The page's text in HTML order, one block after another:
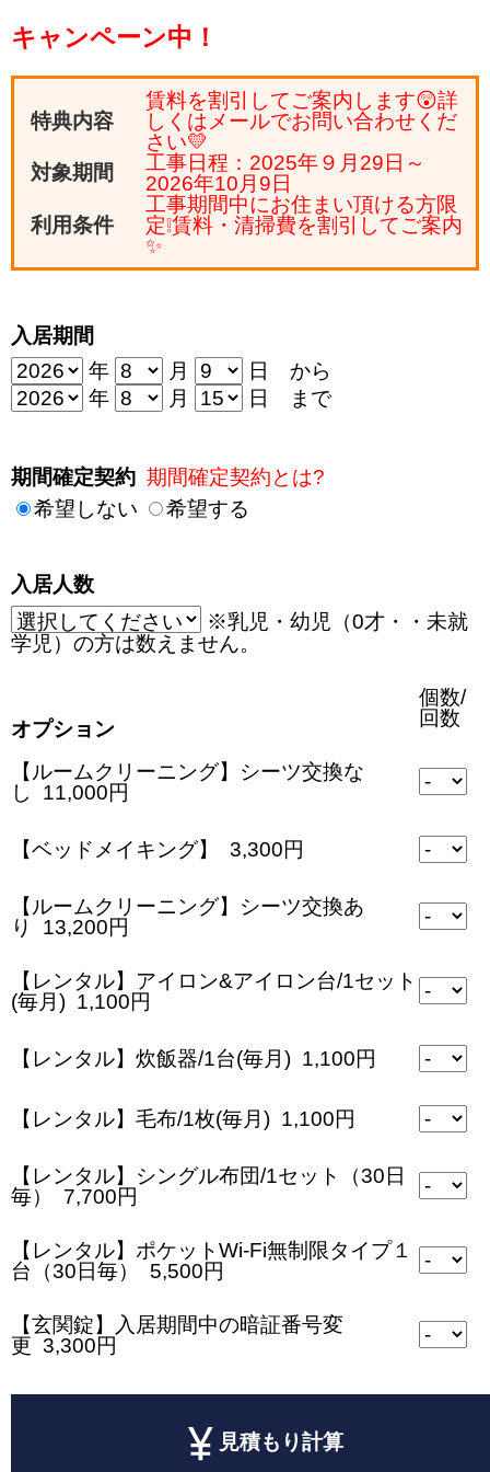
キャンペーン中！
特典内容
賃料を割引してご案内します😲詳
しくはメールでお問い合わせくだ
さい💛
対象期間
工事日程：2025年９月29日～
2026年10月9日
利用条件
工事期間中にお住まい頂ける方限
定❕賃料・清掃費を割引してご案内
✨
入居期間
年
月
日 から
年
月 日 まで
期間確定契約 期間確定契約とは?
希望しない
希望する
入居人数
※乳児・幼児（0才・・未就
学児）の方は数えません。
オプション
個数/
回数
【ルームクリーニング】シーツ交換な
し 11,000円
【ベッドメイキング】 3,300円
【ルームクリーニング】シーツ交換あ
り 13,200円
【レンタル】アイロン&アイロン台/1セット
(毎月) 1,100円
【レンタル】炊飯器/1台(毎月) 1,100円
【レンタル】毛布/1枚(毎月) 1,100円
【レンタル】シングル布団/1セット（30日
毎） 7,700円
【レンタル】ポケットWi-Fi無制限タイプ１
台（30日毎） 5,500円
【玄関錠】入居期間中の暗証番号変
更 3,300円
見積もり計算